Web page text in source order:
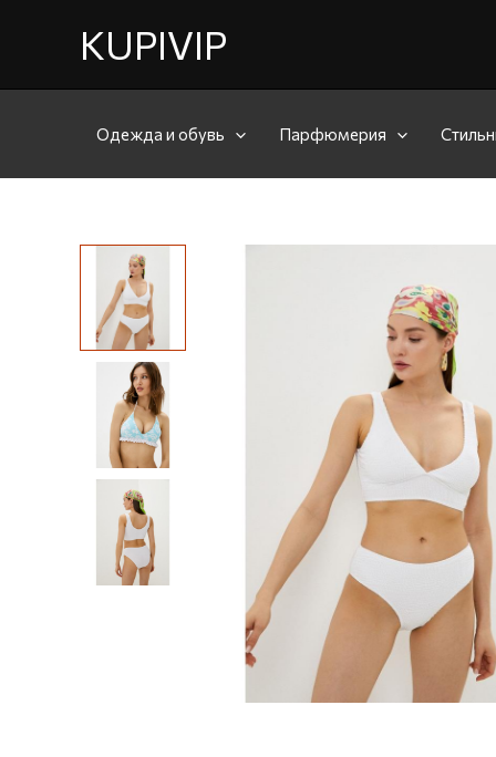
KUPIVIP
Одежда и обувь Парфюмерия